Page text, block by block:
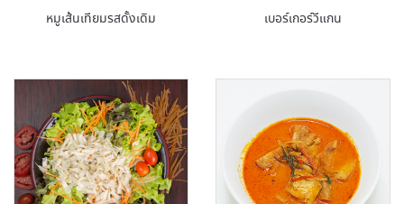
หมูเส้นเทียมรสดั้งเดิม เบอร์เกอร์วีแกน